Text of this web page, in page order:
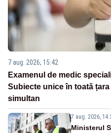
7 aug. 2026, 15:42
Examenul de medic
Subiecte unice în toată
simultan
7 aug. 2026,
Ministerul